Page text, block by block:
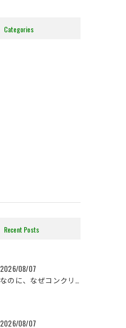
Categories
Recent Posts
2026/08/07
夏なのに、なぜコンクリート直張り壁紙のカビ相談が増えるのでしょうか？
2026/08/07